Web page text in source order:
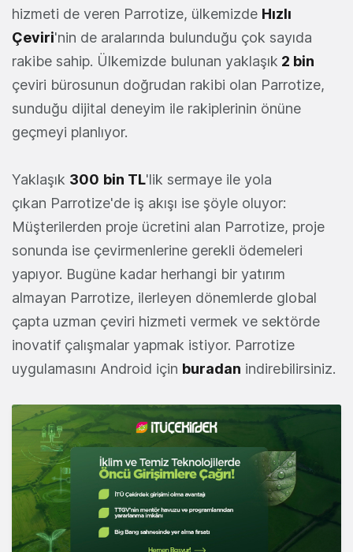
hizmeti de veren Parrotize, ülkemizde Hızlı
Çeviri'nin de aralarında bulunduğu çok sayıda
rakibe sahip. Ülkemizde bulunan yaklaşık 2 bin
çeviri bürosunun doğrudan rakibi olan Parrotize,
sunduğu dijital deneyim ile rakiplerinin önüne
geçmeyi planlıyor.
Yaklaşık 300 bin TL'lik sermaye ile yola
çıkan Parrotize'de iş akışı ise şöyle oluyor:
Müşterilerden proje ücretini alan Parrotize, proje
sonunda ise çevirmenlerine gerekli ödemeleri
yapıyor. Bugüne kadar herhangi bir yatırım
almayan Parrotize, ilerleyen dönemlerde global
çapta uzman çeviri hizmeti vermek ve sektörde
inovatif çalışmalar yapmak istiyor. Parrotize
uygulamasını Android için buradan indirebilirsiniz.